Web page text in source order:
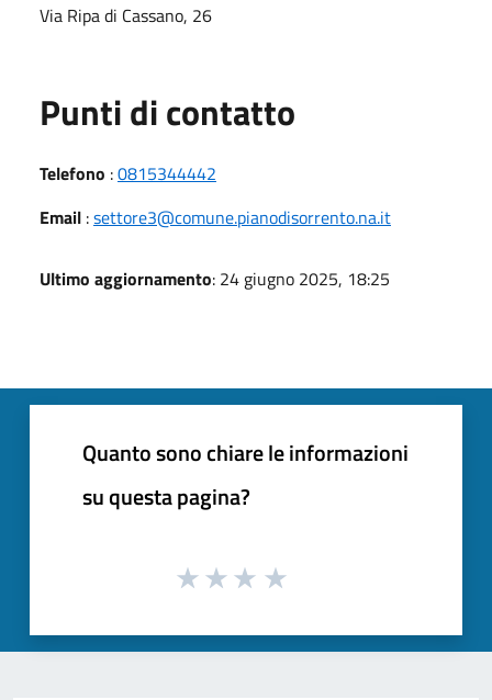
Via Ripa di Cassano, 26
Punti di contatto
Telefono :0815344442
Email :settore3@comune.pianodisorrento.na.it
Ultimo aggiornamento: 24 giugno 2025, 18:25
Quanto sono chiare le informazioni
su questa pagina?